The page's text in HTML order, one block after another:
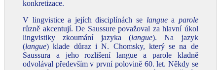
konkretizace.
V lingvistice a jejích disciplínách se languea parole
různě akcentují. De Saussure považoval za hlavní úkol
lingvistiky zkoumání jazyka (langue). Na jazyk
(langue) klade důraz i N. Chomsky, který se na de
Saussura a jeho rozlišení langue a parole kladně
odvolával především v první polovině 60. let. Někdy se